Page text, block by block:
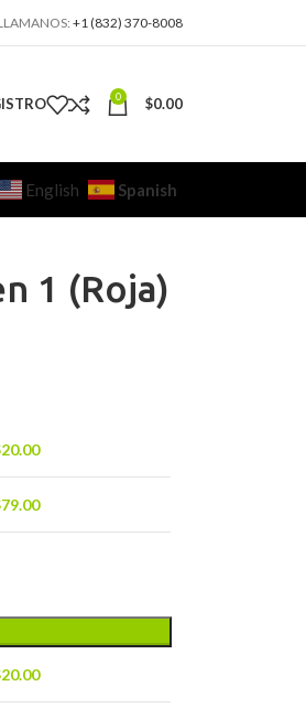
+1 (832) 370-8008
0 $0.00
English Spanish
1 (Roja)
20.00
79.00
20.00